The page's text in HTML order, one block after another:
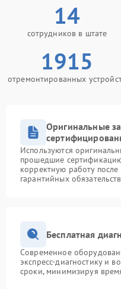
14
сотрудников в штате
1915
отремонтированных
Оригинальные
Используются
прошедшие
корректную работу
гарантийных обязательств
Бесплатная
Современное
экспресс-диагностику и
сроки, минимизируя